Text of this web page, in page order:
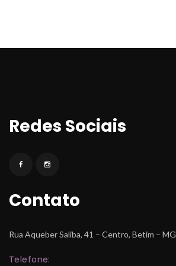
Redes Sociai
Contato
Rua Aqueber Saliba, 41 – Centro, Betim – MG
Telefone: